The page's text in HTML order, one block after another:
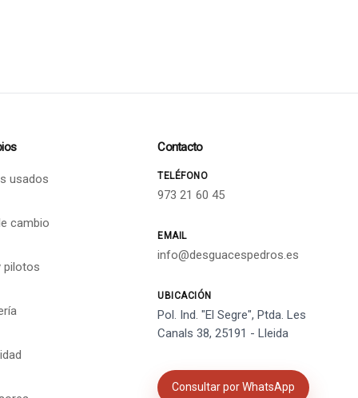
usados
cambio
pilotos
Contacto
TELÉFONO
973 21 60 45
EMAIL
info@desguacespedros.es
UBICACIÓN
Pol. Ind. "El Segre", Ptda. Les
Canals 38, 25191 - Lleida
Consultar por WhatsApp